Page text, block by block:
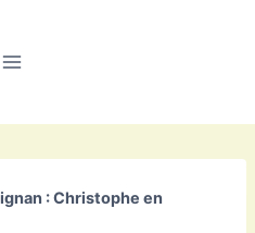
: Christophe en